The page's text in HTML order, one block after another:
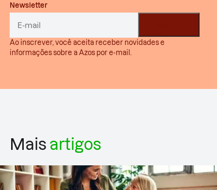
Newsletter
Ao inscrever, você aceita receber novidades e
informações sobre a Azos por e-mail.
Mais artigos